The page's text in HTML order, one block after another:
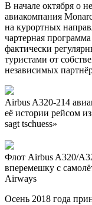
В начале октября о
авиакомпания
на курортных
чартерная
фактически
туристами от
независимых
Airbus A320-214
её истории рейсом
sagt tschuess»
Флот Airbus A320/
вперемешку с
Airways
Осень 2018 года